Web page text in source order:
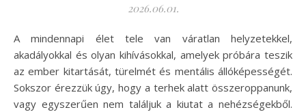
2026.06.01.
A mindennapi élet tele van váratlan helyzetekkel,
akadályokkal és olyan kihívásokkal, amelyek próbára teszik
az ember kitartását, türelmét és mentális állóképességét.
Sokszor érezzük úgy, hogy a terhek alatt összeroppanunk,
vagy egyszerűen nem találjuk a kiutat a nehézségekből.